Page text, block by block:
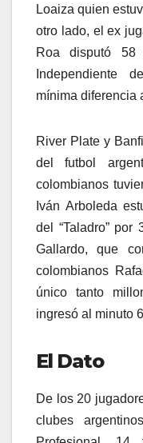
Loaiza quien
otro lado, el ex
Roa disputó
Independiente
mínima diferencia
River Plate y
del futbol
colombianos
Iván Arboleda
del “Taladro”
Gallardo, que
colombianos
único tanto
ingresó al minuto
El Dato
De los 20
clubes